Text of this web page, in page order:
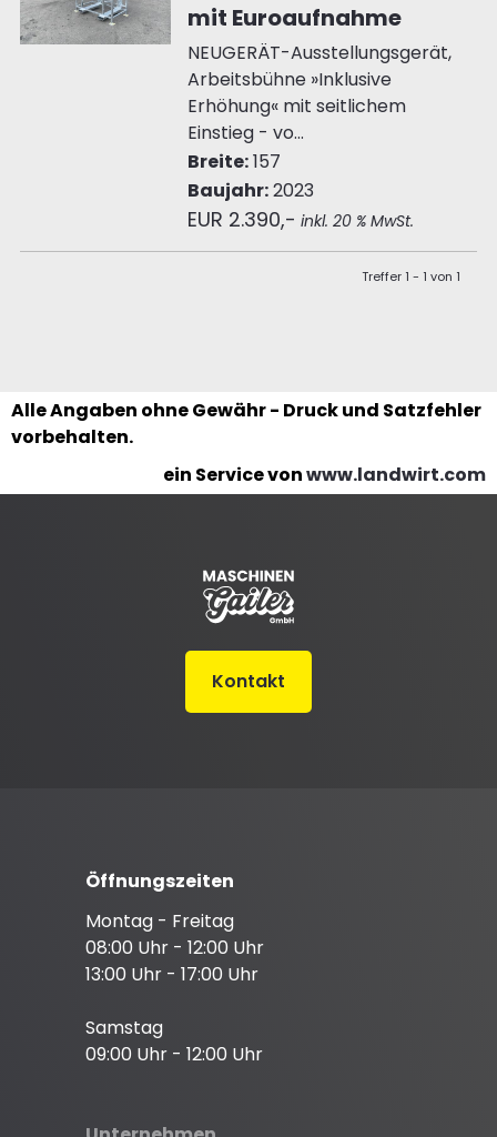
mit Euroaufnahme
NEUGERÄT-Ausstellungsgerät,
Arbeitsbühne »Inklusive
Erhöhung« mit seitlichem
Einstieg - vo...
Breite:157
Baujahr:2023
EUR 2.390,- inkl. 20 % MwSt.
Treffer 1 - 1 von 1
Alle Angaben ohne Gewähr - Druck und Satzfehler
vorbehalten.
ein Service vonwww.landwirt.com
Kontakt
Öffnungszeiten
Montag - Freitag
08:00 Uhr - 12:00 Uhr
13:00 Uhr - 17:00 Uhr
Samstag
09:00 Uhr - 12:00 Uhr